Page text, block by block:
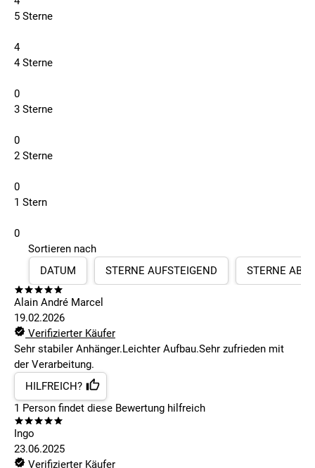
5 Sterne
4
4 Sterne
0
3 Sterne
0
2 Sterne
0
1 Stern
0
Sortieren nach
DATUM
STERNE AUFSTEIGEND STERNE
Alain André Marcel
19.02.2026
Verifizierter Käufer
Sehr stabiler Anhänger.Leichter Aufbau.Sehr zufrieden mit
der Verarbeitung.
HILFREICH?
1 Person findet diese Bewertung hilfreich
Ingo
23.06.2025
Verifizierter Käufer